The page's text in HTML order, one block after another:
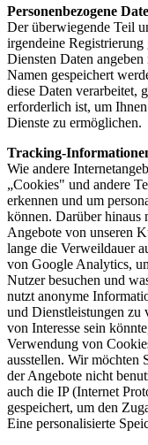
Personenbezogene
Der überwiegende Teil
irgendeine
Diensten Daten
Namen gespeichert
diese Daten verarbeitet,
erforderlich ist, um
Dienste zu ermöglichen.
Tracking-
Wie andere
„Cookies" und andere
erkennen und um
können. Darüber hinaus
Angebote von unseren
lange die Verweildauer
von Google Analytics,
Nutzer besuchen und
nutzt anonyme
und Dienstleistungen zu
von Interesse sein
Verwendung von
ausstellen. Wir möchten
der Angebote nicht
auch die IP (Internet
gespeichert, um den
Eine personalisierte